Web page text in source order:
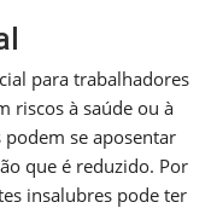
para trabalhadores
riscos à saúde ou à
podem se aposentar
que é reduzido. Por
insalubres pode ter